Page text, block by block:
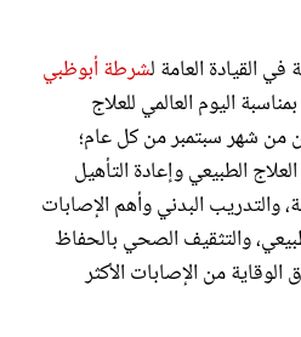
القيادة العامة لشرطة أبوظبي
اليوم العالمي للعلاج
من شهر سبتمبر من كل عام؛
الطبيعي وإعادة التأهيل
والتدريب البدني وأهم الإصابات
والتثقيف الصحي بالحفاظ
من الإصابات الأكثر
سيدتي
رفمي